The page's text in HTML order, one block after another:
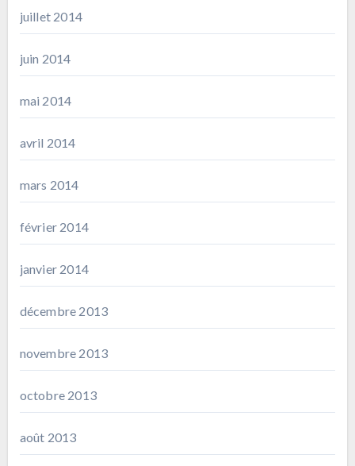
juillet 2014
juin 2014
mai 2014
avril 2014
mars 2014
février 2014
janvier 2014
décembre 2013
novembre 2013
octobre 2013
août 2013